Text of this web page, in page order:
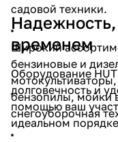
садовой техники.
Широкий
бензиновые и
бензопилы, мойки
снегоуборочная
временем
Оборудование
долговечность и
помощью ваш
идеальном